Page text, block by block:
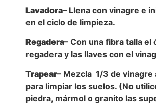
Lavadora– Llena con vinagre e
en el ciclo de limpieza.
Regadera– Con una fibra talla el
regadera y las llaves con el
Trapear– Mezcla 1/3 de vinagre
para limpiar los suelos. (No
piedra, mármol o granito las